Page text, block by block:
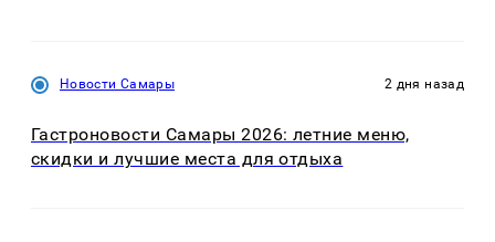
Новости Самары 2 дня назад
Гастроновости Самары 2026: летние меню,
скидки и лучшие места для отдыха